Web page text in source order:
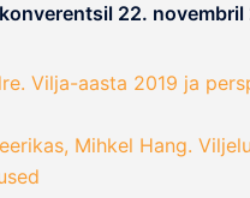
22. novembril
Vilja-aasta 2019 ja
Mihkel Hang.